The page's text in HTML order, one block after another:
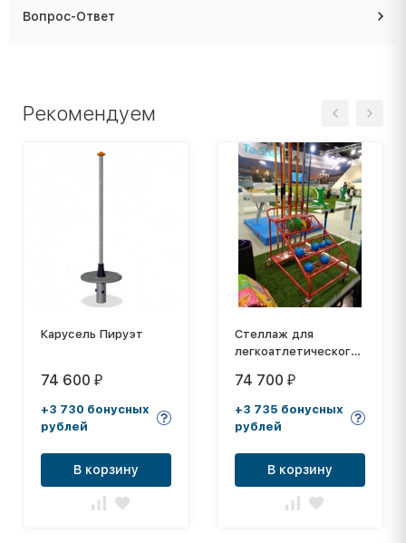
Вопрос-Ответ
Рекомендуем
Карусель Пируэт
74 600 ₽
+3 730 бонусных
рублей
В корзину
Стеллаж для
легкоатлетического
74 700 ₽
+3 735 бонусных
рублей
В корзину